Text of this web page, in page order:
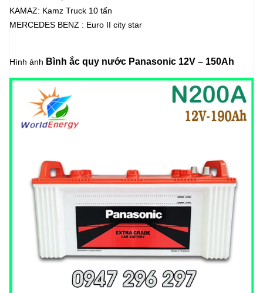
KAMAZ: Kamz Truck 10 tấn
MERCEDES BENZ : Euro II city star
Hình ảnh Bình ắc quy nước Panasonic 12V – 150Ah